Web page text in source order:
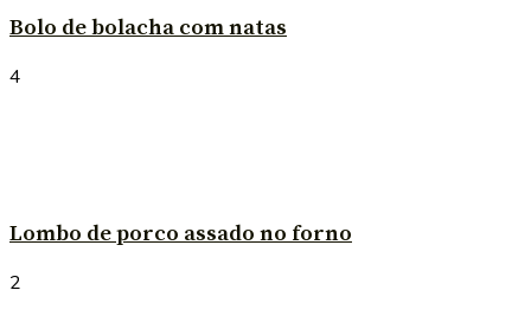
Bolo de bolacha com natas
4
Lombo de porco assado no forno
2